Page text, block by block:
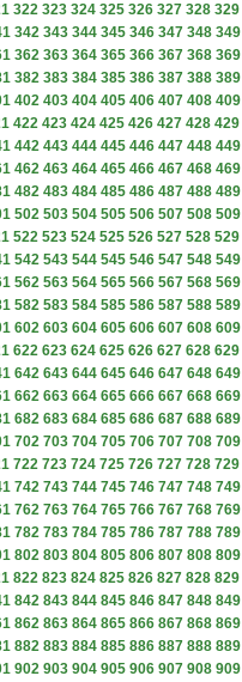
322 323 324 325 326 327 328 329
342 343 344 345 346 347 348 349
362 363 364 365 366 367 368 369
382 383 384 385 386 387 388 389
402 403 404 405 406 407 408 409
422 423 424 425 426 427 428 429
442 443 444 445 446 447 448 449
462 463 464 465 466 467 468 469
482 483 484 485 486 487 488 489
502 503 504 505 506 507 508 509
522 523 524 525 526 527 528 529
542 543 544 545 546 547 548 549
562 563 564 565 566 567 568 569
582 583 584 585 586 587 588 589
602 603 604 605 606 607 608 609
622 623 624 625 626 627 628 629
642 643 644 645 646 647 648 649
662 663 664 665 666 667 668 669
682 683 684 685 686 687 688 689
702 703 704 705 706 707 708 709
722 723 724 725 726 727 728 729
742 743 744 745 746 747 748 749
762 763 764 765 766 767 768 769
782 783 784 785 786 787 788 789
802 803 804 805 806 807 808 809
822 823 824 825 826 827 828 829
842 843 844 845 846 847 848 849
862 863 864 865 866 867 868 869
882 883 884 885 886 887 888 889
902 903 904 905 906 907 908 909